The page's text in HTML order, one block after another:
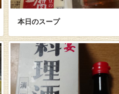
本日のスープ